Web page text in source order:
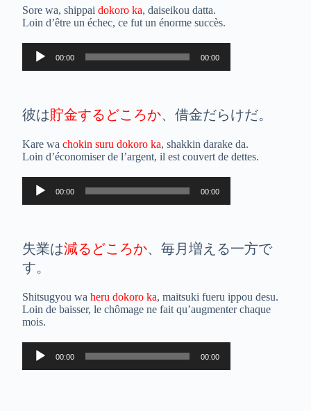
Sore wa, shippaidokoro ka, daiseikou datta.
Loin d’être un échec, ce fut un énorme succès.
Lecteur
audio
00:00 00:00
彼は貯金するどころか、借金だらけだ。
Kare wachokin suru dokoro ka, shakkin darake da.
Loin d’économiser de l’argent, il est couvert de dettes.
Lecteur
audio
00:00 00:00
失業は減るどころか、毎月増える一方で
す。
Shitsugyou waheru dokoro ka, maitsuki fueru ippou desu.
Loin de baisser, le chômage ne fait qu’augmenter chaque
mois.
Lecteur
audio
00:00 00:00